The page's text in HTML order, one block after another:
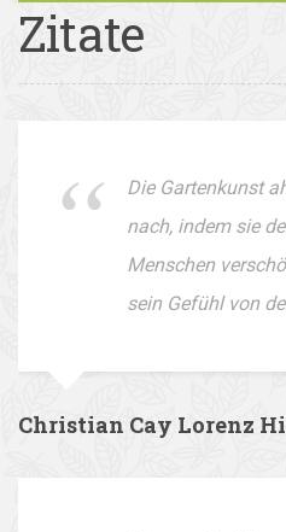
Zitate
Die Gartenkunst
nach, indem sie
Menschen
sein Gefühl von
Christian Cay Lorenz